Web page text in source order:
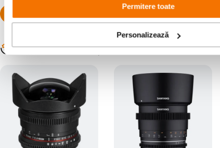
Permitere toate
Personalizează
Populare în aceeași categorie